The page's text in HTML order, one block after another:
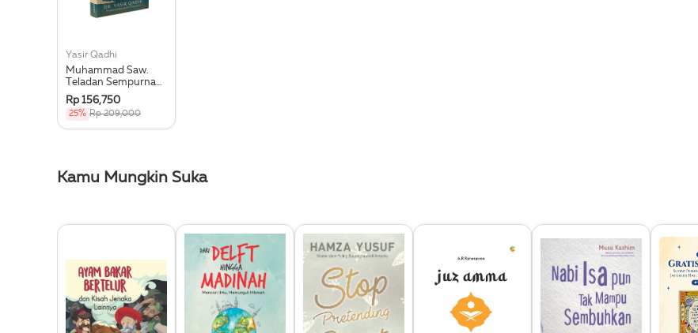
Yasir Qadhi
Muhammad Saw.
Teladan Sempurna
Umat Manusia: Dari
Pembentuk
Keyakinan Ke
Pembangun
Rp 156,750
25% Rp 209,000
Kamu Mungkin Suka